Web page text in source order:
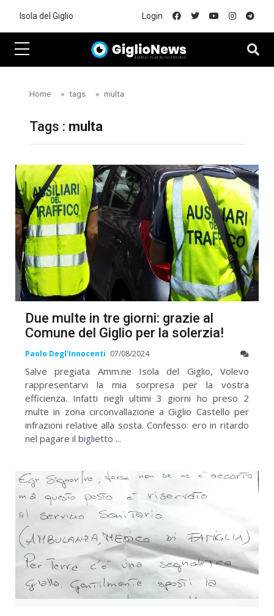
Isola del Giglio Login
Home tags multa
Tags : multa
Due multe in tre giorni: grazie al
Comune del Giglio per la solerzia!
Paolo Degl'Innocenti 07/08/2024
Salve pregiata Amm.ne Isola del Giglio, Volevo
rappresentarvi la mia sorpresa per la vostra
efficienza. Infatti negli ultimi 3 giorni ho preso 2
multe in zona circonvallazione a Giglio Castello per
infrazioni relative alla sosta. Confesso: ero in ritardo
nel pagare il biglietto ...